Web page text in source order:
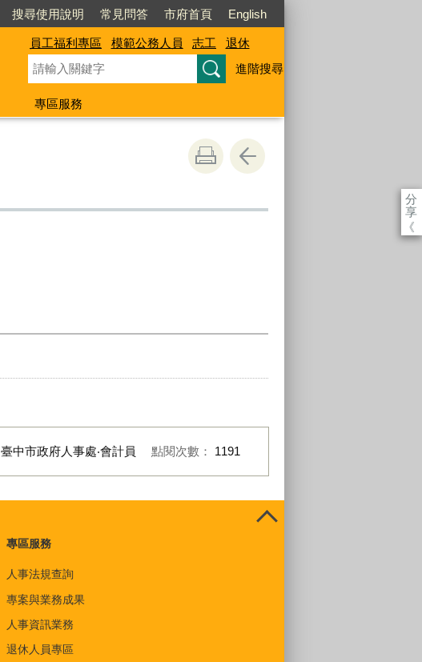
搜尋使用說明 常見問答 市府首頁 English
員工福利專區 模範公務人員 志工
退休
進階搜尋
專區服務
分
享
《
臺中市政府人事處‧會計員 點閱次數： 1191
專區服務
人事法規查詢
專案與業務成果
人事資訊業務
退休人員專區